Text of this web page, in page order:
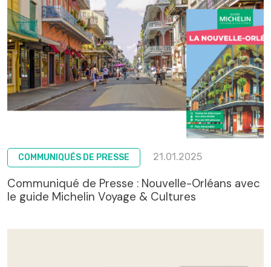
COMMUNIQUÉS DE PRESSE 21.01.2025
Communiqué de Presse : Nouvelle-Orléans avec
le guide Michelin Voyage & Cultures